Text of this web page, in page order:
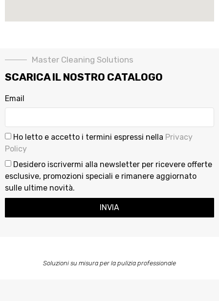
Master Cleaning Solutions
SCARICA IL NOSTRO CATALOGO
Email
Ho letto e accetto i termini espressi nella Privacy
Policy
Desidero iscrivermi alla newsletter per ricevere offerte
esclusive, promozioni speciali e rimanere aggiornato
sulle ultime novità.
INVIA
Soluzioni su misura per la pulizia professionale